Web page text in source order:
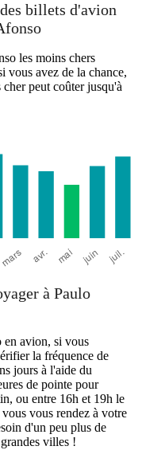
billets d'avion
les moins chers
vous avez de la chance,
peut coûter jusqu'à
à Paulo
en avion, si vous
la fréquence de
jours à l'aide du
de pointe pour
ou entre 16h et 19h le
vous rendez à votre
d'un peu plus de
villes !